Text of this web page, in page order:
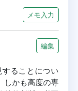
メモ入力
編集
ることについ
しかも高度の専